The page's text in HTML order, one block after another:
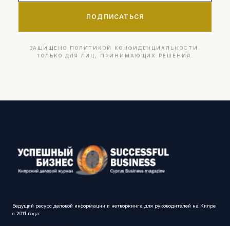
ПОДПИСАТЬСЯ
ЗАЩИЩЕНО ПОЛИТИКОЙ КОНФИДЕНЦИАЛЬНОСТИ.
ТОЛЬКО ДЛЯ ЛИЦ, ПРИНИМАЮЩИХ РЕШЕНИЯ.
Ведущий ресурс деловой информации и нетворкинга для руководителей на Кипре
с 2011 года.